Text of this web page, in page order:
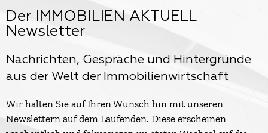
Der IMMOBILIEN AKTUELL
Newsletter
Nachrichten, Gespräche und Hintergründe
aus der Welt der Immobilienwirtschaft
Wir halten Sie auf Ihren Wunsch hin mit unseren
Newslettern auf dem Laufenden. Diese erscheinen